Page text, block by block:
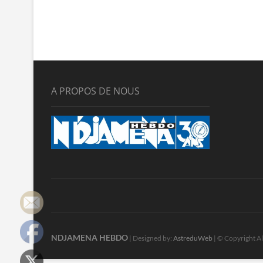
A PROPOS DE NOUS
NDJAMENA HEBDO | Designed by: AstreduWeb | © Copyright